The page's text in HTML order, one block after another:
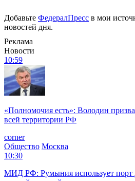
Добавьте ФедералПресс в мои
новостей дня.
Реклама
Новости
10:59
«Полномочия есть»: Володин
всей территории РФ
corner
Общество Москва
10:30
МИД РФ: Румыния использует